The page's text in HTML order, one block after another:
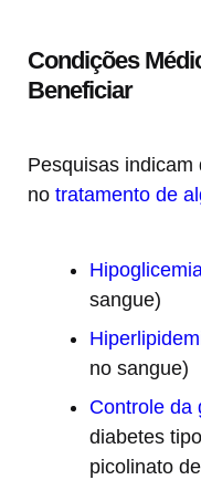
Condições
Beneficiar
Pesquisas
no tratamento de
sangue)
no sangue)
Controle da
diabetes
picolinato